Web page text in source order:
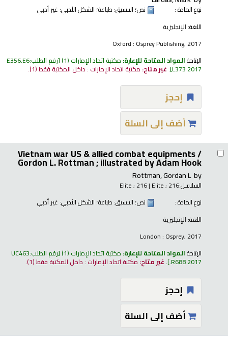
نوع المادة : نص؛ التنسيق: طباعة؛ الشكل الأدبي: غير أدبي
اللغة: الإنجليزية
Oxford : Osprey Publishing, 2017
الإتاحة:المواد المتاحة للإعارة: مكتبة اتحاد الإمارات (1) رقم الطلب:E356.E6
L373 2017
.غير متاح: مكتبة اتحاد الإمارات : داخل المكتبة فقط(1).
إحجز
أضف إلى السلة
Vietnam war US & allied combat equipments /
Gordon L. Rottman ; illustrated by Adam Hook
by
Rottman, Gordan L
السلاسل: Elite; 216| Elite; 216
نوع المادة :
نص؛ التنسيق: طباعة؛ الشكل الأدبي: غير أدبي
اللغة: الإنجليزية
London : Osprey, 2017
الإتاحة:المواد المتاحة للإعارة: مكتبة اتحاد الإمارات (1) رقم الطلب:UC463
.R688 2017
.غير متاح:مكتبة اتحاد الإمارات : داخل المكتبة فقط(1).
إحجز
أضف إلى السلة